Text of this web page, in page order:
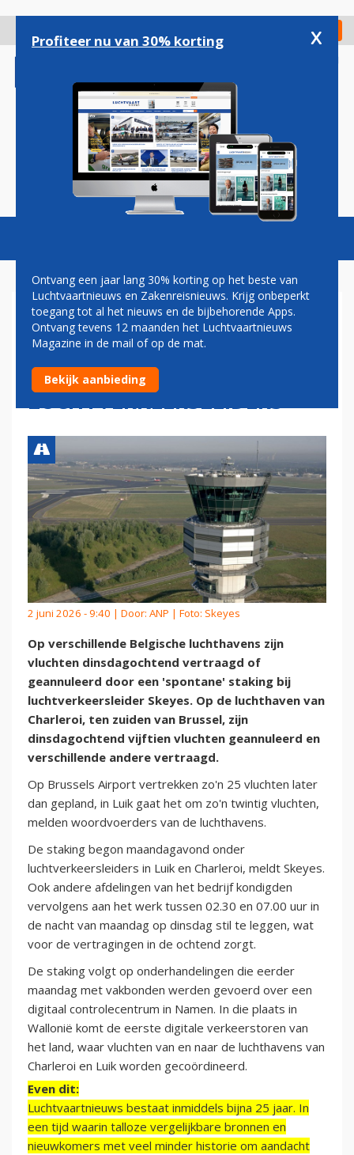
gaan
Check in
Magazine Podcasts Vacatures
VLUCHTUITVAL OP
BELGISCHE LUCHTHAVENS
DOOR STAKING
LUCHTVERKEERSLEIDERS
2 juni 2026 - 9:40 | Door: ANP | Foto: Skeyes
Op verschillende Belgische luchthavens zijn
vluchten dinsdagochtend vertraagd of
geannuleerd door een 'spontane' staking bij
luchtverkeersleider Skeyes. Op de luchthaven van
Charleroi, ten zuiden van Brussel, zijn
dinsdagochtend vijftien vluchten geannuleerd en
verschillende andere vertraagd.
Op Brussels Airport vertrekken zo'n 25 vluchten later
dan gepland, in Luik gaat het om zo'n twintig vluchten,
melden woordvoerders van de luchthavens.
De staking begon maandagavond onder
luchtverkeersleiders in Luik en Charleroi, meldt Skeyes.
Ook andere afdelingen van het bedrijf kondigden
vervolgens aan het werk tussen 02.30 en 07.00 uur in
de nacht van maandag op dinsdag stil te leggen, wat
voor de vertragingen in de ochtend zorgt.
De staking volgt op onderhandelingen die eerder
maandag met vakbonden werden gevoerd over een
digitaal controlecentrum in Namen. In die plaats in
Wallonië komt de eerste digitale verkeerstoren van
het land, waar vluchten van en naar de luchthavens van
Charleroi en Luik worden gecoördineerd.
Even dit:
Luchtvaartnieuws bestaat inmiddels bijna 25 jaar. In
een tijd waarin talloze vergelijkbare bronnen en
nieuwkomers met veel minder historie om aandacht
Profiteer nu van 30% korting x
Ontvang een jaar lang 30% korting op het beste van
Luchtvaartnieuws en Zakenreisnieuws. Krijg onbeperkt
toegang tot al het nieuws en de bijbehorende Apps.
Ontvang tevens 12 maanden het Luchtvaartnieuws
Magazine in de mail of op de mat.
Bekijk aanbieding